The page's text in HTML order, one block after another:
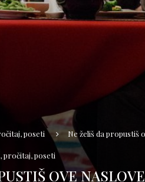
poseti Ne želiš da propustiš
pročitaj, poseti
OVE NASLOVE